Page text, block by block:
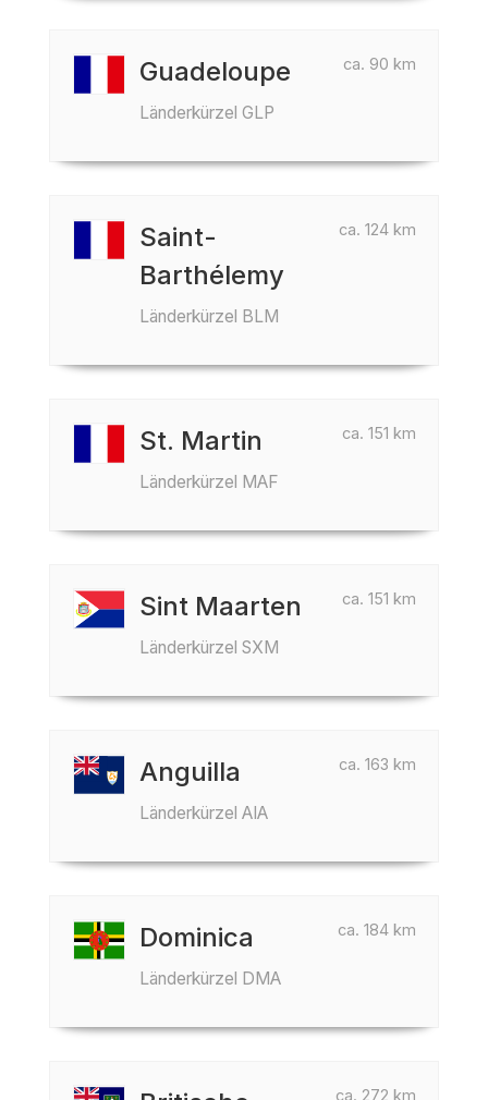
ca. 90 km
Guadeloupe
Länderkürzel GLP
ca. 124 km
Saint-
Barthélemy
Länderkürzel BLM
ca. 151 km
St. Martin
Länderkürzel MAF
ca. 151 km
Sint Maarten
Länderkürzel SXM
ca. 163 km
Anguilla
Länderkürzel AIA
ca. 184 km
Dominica
Länderkürzel DMA
ca. 272 km